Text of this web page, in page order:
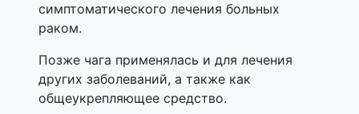
симптоматического лечения больных
раком.
Позже чага применялась и для лечения
других заболеваний, а также как
общеукрепляющее средство.